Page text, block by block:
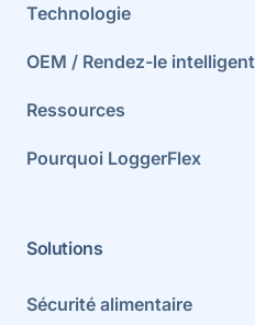
Technologie
OEM / Rendez-le intelligent
Ressources
Pourquoi LoggerFlex
Solutions
Sécurité alimentaire